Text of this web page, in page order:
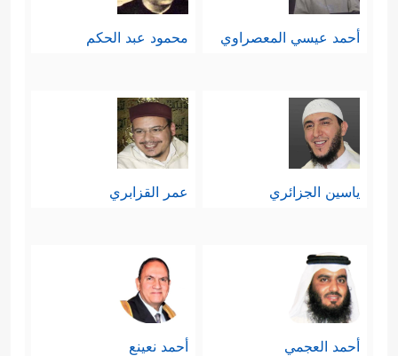
أحمد عيسي المعصراوي محمود عبد الحكم
ياسين الجزائري عمر القزابري
أحمد العجمي أحمد نعينع